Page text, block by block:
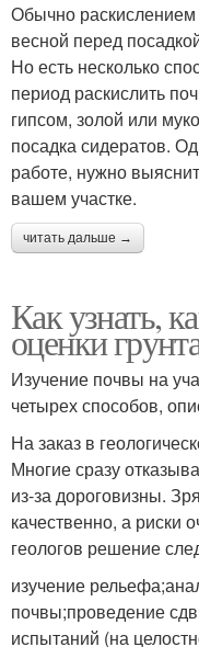
Обычно
весной перед
Но есть несколько
период раскислить
гипсом, золой или
посадка сидератов.
работе, нужно
вашем участке.
читать дальше →
Как узнать,
оценки
Изучение почвы на
четырех способов,
На заказ в
Многие сразу
из-за дороговизны.
качественно, а риски
геологов решение
изучение
почвы;проведение
испытаний (на